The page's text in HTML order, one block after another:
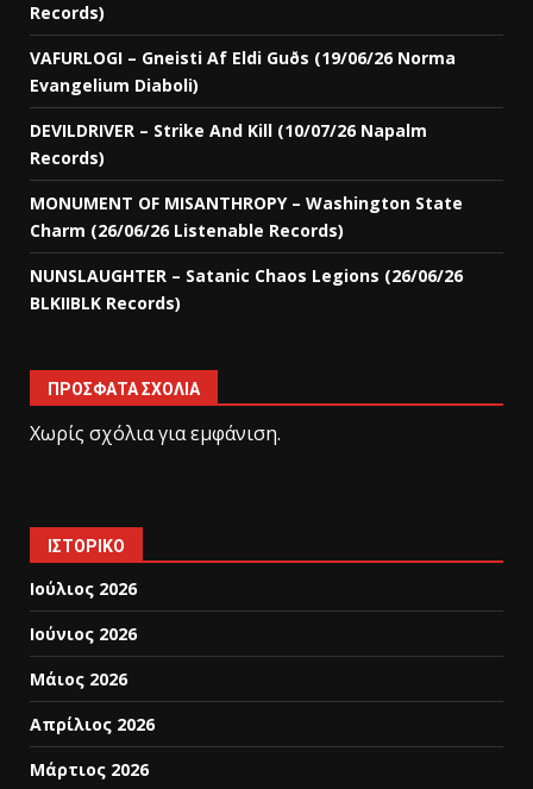
Records)
VAFURLOGI – Gneisti Af Eldi Guðs (19/06/26 Norma
Evangelium Diaboli)
DEVILDRIVER – Strike And Kill (10/07/26 Napalm
Records)
MONUMENT OF MISANTHROPY – Washington State
Charm (26/06/26 Listenable Records)
NUNSLAUGHTER – Satanic Chaos Legions (26/06/26
BLKIIBLK Records)
ΠΡΌΣΦΑΤΑ ΣΧΌΛΙΑ
Χωρίς σχόλια για εμφάνιση.
ΙΣΤΟΡΙΚΌ
Ιούλιος 2026
Ιούνιος 2026
Μάιος 2026
Απρίλιος 2026
Μάρτιος 2026